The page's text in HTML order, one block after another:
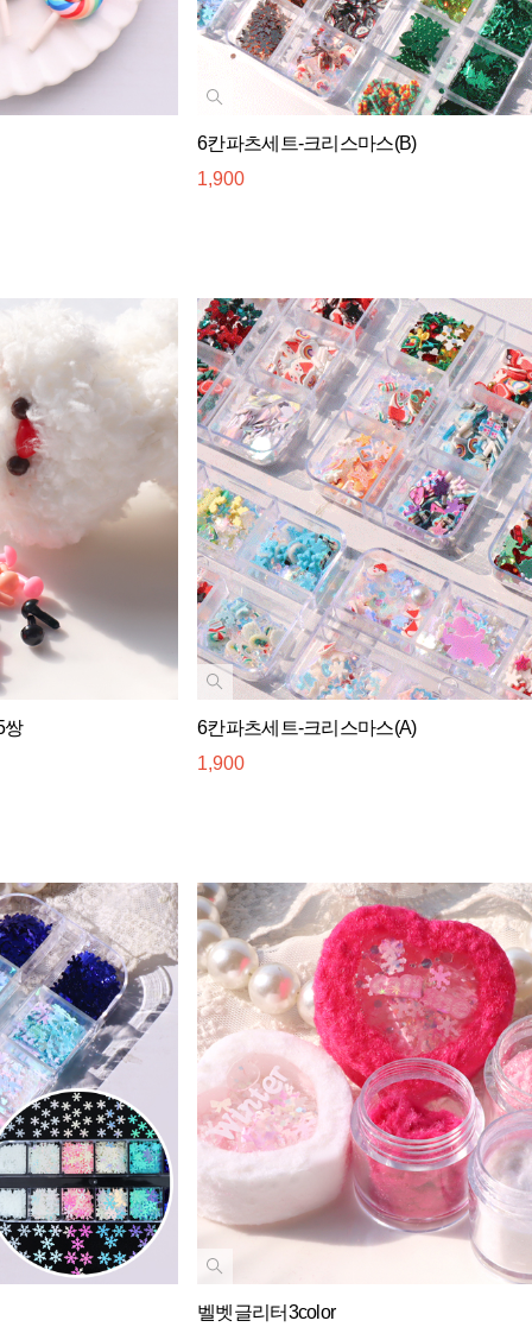
6칸파츠세트-크리스마스(B)
1,900
쌍
6칸파츠세트-크리스마스(A)
1,900
벨벳글리터3color